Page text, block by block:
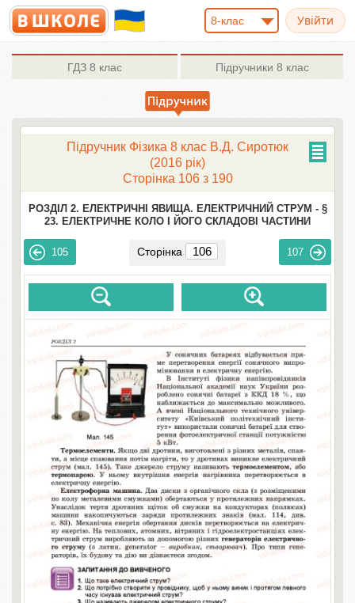
8-клас
ГДЗ 8 клас Підручники 8 клас
Підручник Фізика 8 клас В.Д. Сиротюк
(2016 рік)
Сторінка 106 з 190
РОЗДІЛ 2. ЕЛЕКТРИЧНІ ЯВИЩА. ЕЛЕКТРИЧНИЙ СТРУМ - §
23. ЕЛЕКТРИЧНЕ КОЛО І ЙОГО СКЛАДОВІ ЧАСТИНИ
105 Сторінка 107